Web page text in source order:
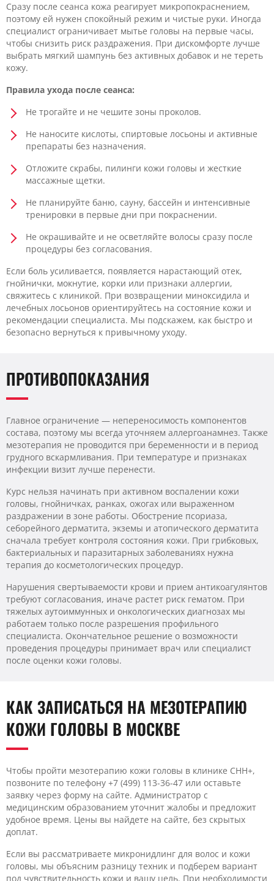
Сразу после сеанса кожа реагирует микропокраснением,
поэтому ей нужен спокойный режим и чистые руки. Иногда
специалист ограничивает мытье головы на первые часы,
чтобы снизить риск раздражения. При дискомфорте лучше
выбрать мягкий шампунь без активных добавок и не тереть
кожу.
Правила ухода после сеанса:
Не трогайте и не чешите зоны проколов.
Не наносите кислоты, спиртовые лосьоны и активные
препараты без назначения.
Отложите скрабы, пилинги кожи головы и жесткие
массажные щетки.
Не планируйте баню, сауну, бассейн и интенсивные
тренировки в первые дни при покраснении.
Не окрашивайте и не осветляйте волосы сразу после
процедуры без согласования.
Если боль усиливается, появляется нарастающий отек,
гнойнички, мокнутие, корки или признаки аллергии,
свяжитесь с клиникой. При возвращении миноксидила и
лечебных лосьонов ориентируйтесь на состояние кожи и
рекомендации специалиста. Мы подскажем, как быстро и
безопасно вернуться к привычному уходу.
ПРОТИВОПОКАЗАНИЯ
Главное ограничение — непереносимость компонентов
состава, поэтому мы всегда уточняем аллергоанамнез. Также
мезотерапия не проводится при беременности и в период
грудного вскармливания. При температуре и признаках
инфекции визит лучше перенести.
Курс нельзя начинать при активном воспалении кожи
головы, гнойничках, ранках, ожогах или выраженном
раздражении в зоне работы. Обострение псориаза,
себорейного дерматита, экземы и атопического дерматита
сначала требует контроля состояния кожи. При грибковых,
бактериальных и паразитарных заболеваниях нужна
терапия до косметологических процедур.
Нарушения свертываемости крови и прием антикоагулянтов
требуют согласования, иначе растет риск гематом. При
тяжелых аутоиммунных и онкологических диагнозах мы
работаем только после разрешения профильного
специалиста. Окончательное решение о возможности
проведения процедуры принимает врач или специалист
после оценки кожи головы.
КАК ЗАПИСАТЬСЯ НА МЕЗОТЕРАПИЮ
КОЖИ ГОЛОВЫ В МОСКВЕ
Чтобы пройти мезотерапию кожи головы в клинике CHH+,
позвоните по телефону +7 (499) 113-36-47 или оставьте
заявку через форму на сайте. Администратор с
медицинским образованием уточнит жалобы и предложит
удобное время. Цены вы найдете на сайте, без скрытых
доплат.
Если вы рассматриваете микронидлинг для волос и кожи
головы, мы объясним разницу техник и подберем вариант
под чувствительность кожи и вашу цель. При необходимости